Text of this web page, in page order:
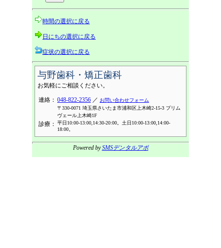
時間の選択に戻る
日にちの選択に戻る
症状の選択に戻る
与野歯科・矯正歯科
お気軽にご相談ください。
連絡： 048-822-2356 ／ お問い合わせフォーム
〒330-0071 埼玉県さいたま市浦和区上木崎2-15-3 プリム
ヴェール上木崎1F
診療：
平日10:00-13:00,14:30-20:00。土日10:00-13:00,14:00-
18:00。
Powered bySMSデンタルアポ